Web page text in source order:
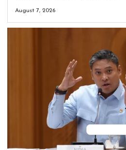
August 7, 2026